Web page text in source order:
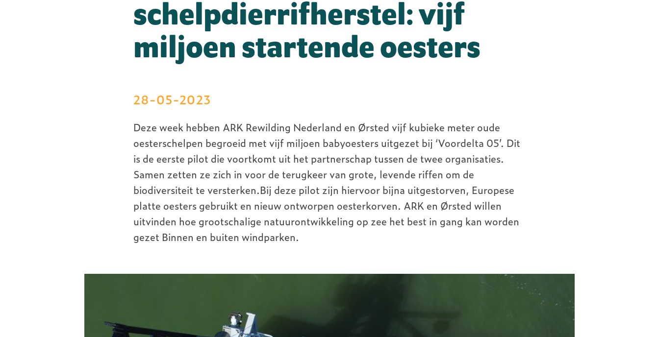
schelpdierrifherstel: vijf
miljoen startende oesters
28-05-2023
Deze week hebben ARK Rewilding Nederland en Ørsted vijf kubieke meter oude
oesterschelpen begroeid met vijf miljoen babyoesters uitgezet bij ‘Voordelta 05’. Dit
is de eerste pilot die voortkomt uit het partnerschap tussen de twee organisaties.
Samen zetten ze zich in voor de terugkeer van grote, levende riffen om de
biodiversiteit te versterken.Bij deze pilot zijn hiervoor bijna uitgestorven, Europese
platte oesters gebruikt en nieuw ontworpen oesterkorven. ARK en Ørsted willen
uitvinden hoe grootschalige natuurontwikkeling op zee het best in gang kan worden
gezet Binnen en buiten windparken.